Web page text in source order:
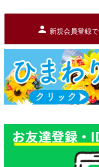
新規会員登録で